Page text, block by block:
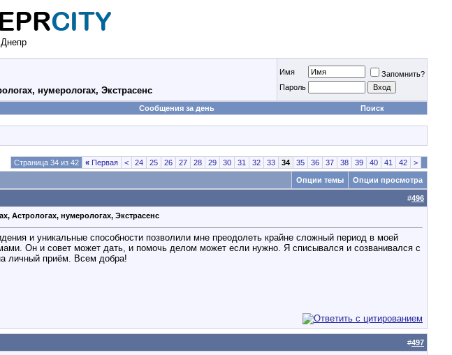
нумерологах, Экстрасенс
Имя
Запомнить?
Пароль
Сообщения за день Поиск
Страница 34 из 42 « Первая < 24 25 26 27 28 29 30 31 32 33 34 35 36 37 38 39 40 41 42 >
Опции темы
Опции просмотра
#496
Астрологах, нумерологах, Экстрасенс
и уникальные способности позволили мне преодолеть крайне сложный период в моей
Он и совет может дать, и помочь делом может если нужно. Я списывался и созванивался с
личный приём. Всем добра!
#497